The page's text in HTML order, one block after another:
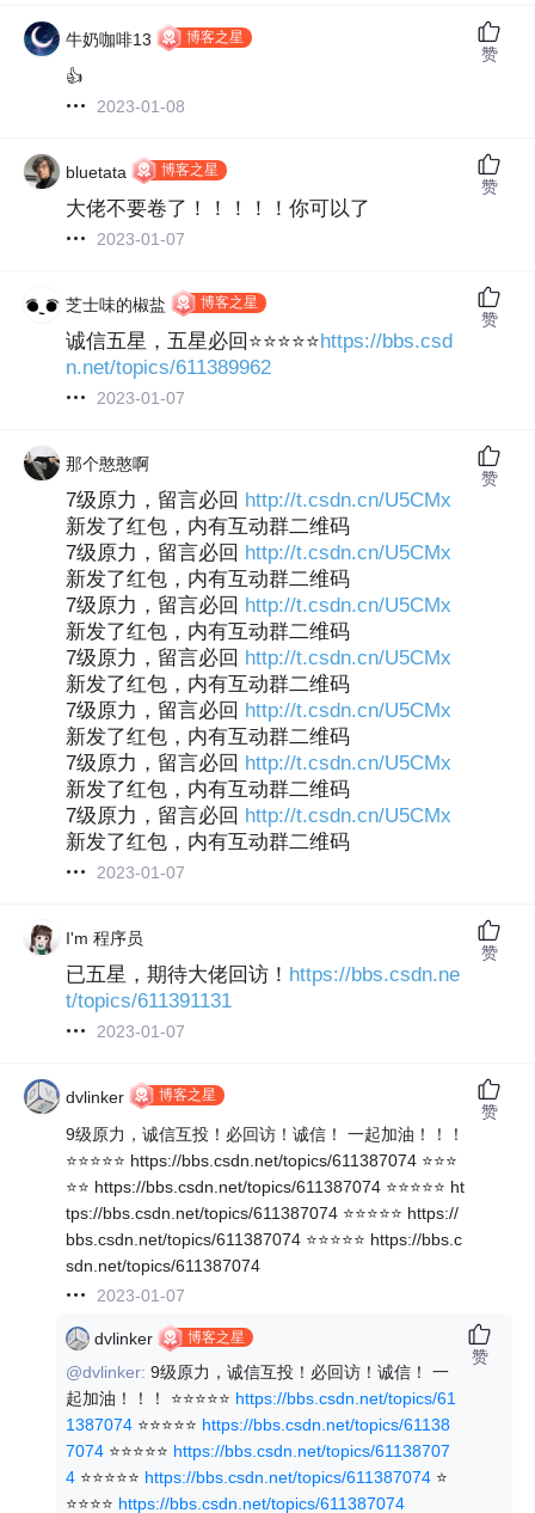
牛奶咖啡13 博客之星
👍
2023-01-08
赞
bluetata 博客之星
大佬不要卷了！！！！！你可以了
2023-01-07
赞
芝士味的椒盐 博客之星
诚信五星，五星必回⭐⭐⭐⭐⭐https://bbs.csd
n.net/topics/611389962
2023-01-07
赞
那个憨憨啊
7级原力，留言必回 http://t.csdn.cn/U5CMx
新发了红包，内有互动群二维码
7级原力，留言必回 http://t.csdn.cn/U5CMx
新发了红包，内有互动群二维码
7级原力，留言必回 http://t.csdn.cn/U5CMx
新发了红包，内有互动群二维码
7级原力，留言必回 http://t.csdn.cn/U5CMx
新发了红包，内有互动群二维码
7级原力，留言必回 http://t.csdn.cn/U5CMx
新发了红包，内有互动群二维码
7级原力，留言必回 http://t.csdn.cn/U5CMx
新发了红包，内有互动群二维码
7级原力，留言必回 http://t.csdn.cn/U5CMx
新发了红包，内有互动群二维码
2023-01-07
赞
I'm 程序员
已五星，期待大佬回访！ https://bbs.csdn.ne
t/topics/611391131
2023-01-07
赞
dvlinker 博客之星
9级原力，诚信互投！必回访！诚信！ 一起加油！！！
⭐⭐⭐⭐⭐ https://bbs.csdn.net/topics/611387074 ⭐⭐⭐
⭐⭐ https://bbs.csdn.net/topics/611387074 ⭐⭐⭐⭐⭐ ht
tps://bbs.csdn.net/topics/611387074 ⭐⭐⭐⭐⭐ https://
bbs.csdn.net/topics/611387074 ⭐⭐⭐⭐⭐ https://bbs.c
sdn.net/topics/611387074
2023-01-07
赞
dvlinker 博客之星
@dvlinker:9级原力，诚信互投！必回访！诚信！ 一
起加油！！！ ⭐⭐⭐⭐⭐ https://bbs.csdn.net/topics/61
1387074 ⭐⭐⭐⭐⭐ https://bbs.csdn.net/topics/61138
7074 ⭐⭐⭐⭐⭐ https://bbs.csdn.net/topics/61138707
4 ⭐⭐⭐⭐⭐ https://bbs.csdn.net/topics/611387074 ⭐
⭐⭐⭐⭐ https://bbs.csdn.net/topics/611387074
赞